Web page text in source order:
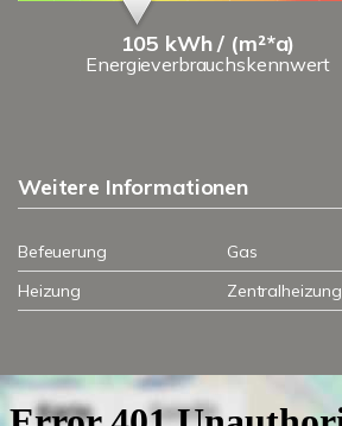
105 kWh / (m²*a)
Energieverbrauchskennwert
Weitere Informationen
Befeuerung
Gas
Heizung
Zentralheizung